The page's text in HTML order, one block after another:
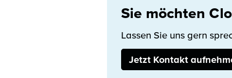
Sie möchten
Lassen Sie uns gern
Jetzt Kontakt